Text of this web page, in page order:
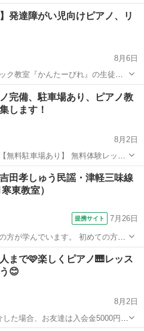
唱コンクールのピアノ伴奏の生徒
だいております。 学校でのピアノ
...
スン
発達障がい児向けピアノ、リ
8月6日
ク教室『かんたーびれ』の生徒さ
りの個性やペースに合わせたレッ
ピアノ 3歳
完備、駐車場あり、ピアノ教
します！
8月2日
あり】 無料体験レッス
予約制 もしくは年間40レ...
ランドピアノ
田孝しゅう民謡・津軽三味線
東教室）
提携サイト 7月26日
方が学んでいます。 初めての方も
まで🩷楽しくピアノ🎹レッス
😊
8月2日
た場合、お友達は入会金5000円無